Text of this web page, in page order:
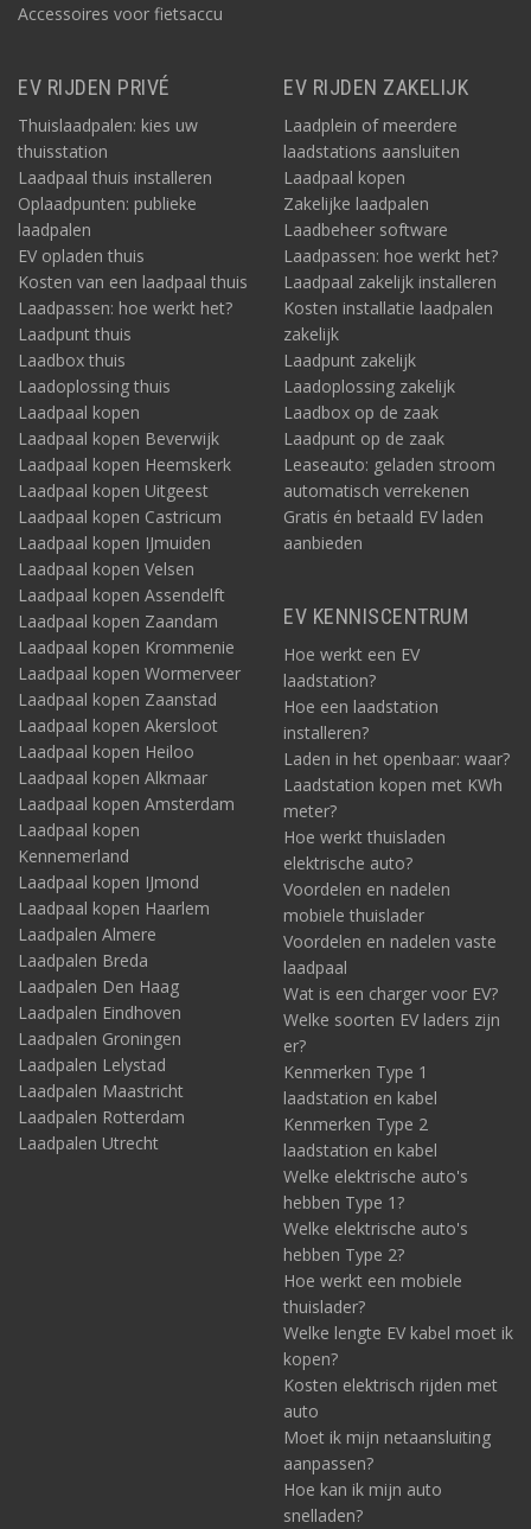
Accessoires voor fietsaccu
EV RIJDEN PRIVÉ
Thuislaadpalen: kies uw
thuisstation
Laadpaal thuis installeren
Oplaadpunten: publieke
laadpalen
EV opladen thuis
Kosten van een laadpaal thuis
Laadpassen: hoe werkt het?
Laadpunt thuis
Laadbox thuis
Laadoplossing thuis
Laadpaal kopen
Laadpaal kopen Beverwijk
Laadpaal kopen Heemskerk
Laadpaal kopen Uitgeest
Laadpaal kopen Castricum
Laadpaal kopen IJmuiden
Laadpaal kopen Velsen
Laadpaal kopen Assendelft
Laadpaal kopen Zaandam
Laadpaal kopen Krommenie
Laadpaal kopen Wormerveer
Laadpaal kopen Zaanstad
Laadpaal kopen Akersloot
Laadpaal kopen Heiloo
Laadpaal kopen Alkmaar
Laadpaal kopen Amsterdam
Laadpaal kopen
Kennemerland
Laadpaal kopen IJmond
Laadpaal kopen Haarlem
Laadpalen Almere
Laadpalen Breda
Laadpalen Den Haag
Laadpalen Eindhoven
Laadpalen Groningen
Laadpalen Lelystad
Laadpalen Maastricht
Laadpalen Rotterdam
Laadpalen Utrecht
EV RIJDEN ZAKELIJK
Laadplein of meerdere
laadstations aansluiten
Laadpaal kopen
Zakelijke laadpalen
Laadbeheer software
Laadpassen: hoe werkt het?
Laadpaal zakelijk installeren
Kosten installatie laadpalen
zakelijk
Laadpunt zakelijk
Laadoplossing zakelijk
Laadbox op de zaak
Laadpunt op de zaak
Leaseauto: geladen stroom
automatisch verrekenen
Gratis én betaald EV laden
aanbieden
EV KENNISCENTRUM
Hoe werkt een EV
laadstation?
Hoe een laadstation
installeren?
Laden in het openbaar: waar?
Laadstation kopen met KWh
meter?
Hoe werkt thuisladen
elektrische auto?
Voordelen en nadelen
mobiele thuislader
Voordelen en nadelen vaste
laadpaal
Wat is een charger voor EV?
Welke soorten EV laders zijn
er?
Kenmerken Type 1
laadstation en kabel
Kenmerken Type 2
laadstation en kabel
Welke elektrische auto's
hebben Type 1?
Welke elektrische auto's
hebben Type 2?
Hoe werkt een mobiele
thuislader?
Welke lengte EV kabel moet ik
kopen?
Kosten elektrisch rijden met
auto
Moet ik mijn netaansluiting
aanpassen?
Hoe kan ik mijn auto
snelladen?